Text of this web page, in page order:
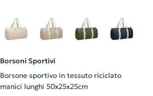
Borsoni Sportivi
Borsone sportivo in tessuto riciclato
manici lunghi 50x25x25cm